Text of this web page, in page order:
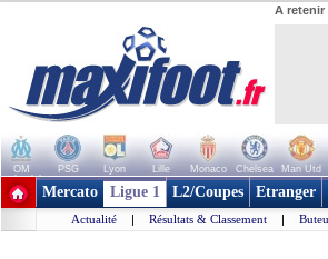
A retenir
OM PSG Lyon Lille Monaco Chelsea Man Utd
+ de clubs
Mercato Ligue 1 L2/Coupes Etranger
Actualité | Résultats & Classement |